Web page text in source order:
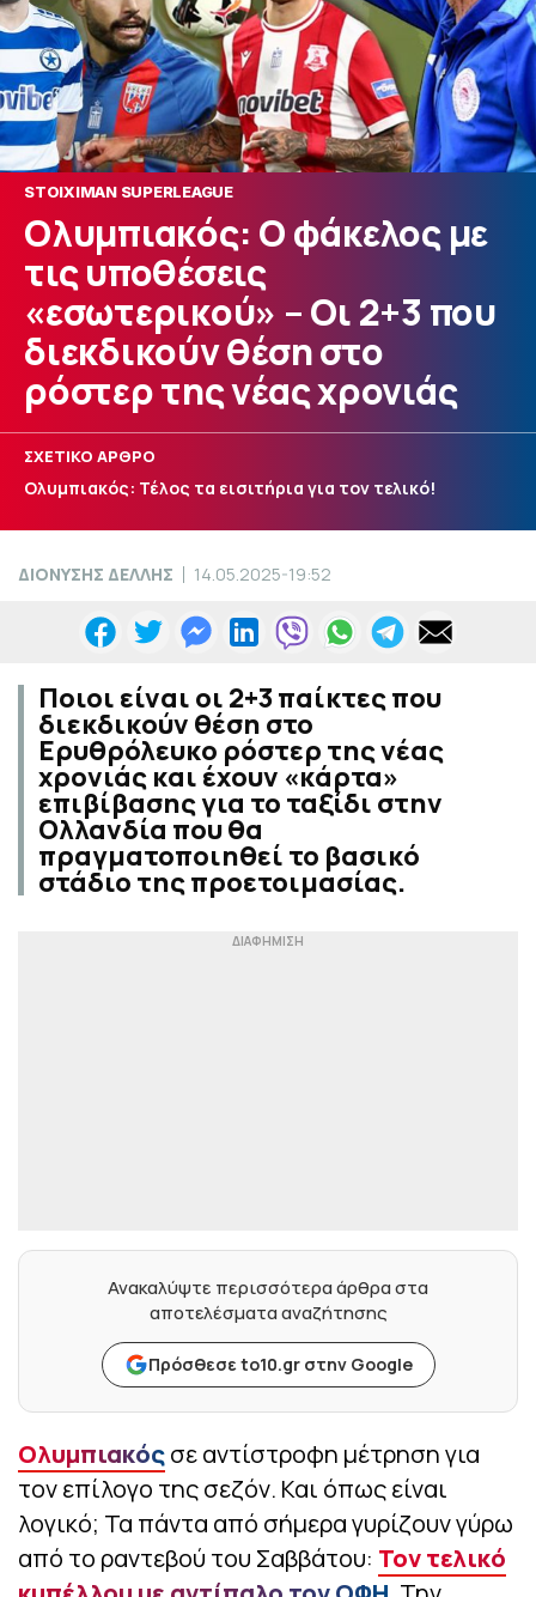
STOIXIMAN SUPERLEAGUE
Ολυμπιακός: Ο φάκελος με
τις υποθέσεις
«εσωτερικού» – Οι 2+3 που
διεκδικούν θέση στο
ρόστερ της νέας χρονιάς
ΣΧΕΤΙΚΟ ΑΡΘΡΟ
Ολυμπιακός: Τέλος τα εισιτήρια για τον τελικό!
ΔΙΟΝΥΣΗΣ ΔΕΛΛΗΣ 14.05.2025-19:52
Ποιοι είναι οι 2+3 παίκτες που
διεκδικούν θέση στο
Ερυθρόλευκο ρόστερ της νέας
χρονιάς και έχουν «κάρτα»
επιβίβασης για το ταξίδι στην
Ολλανδία που θα
πραγματοποιηθεί το βασικό
στάδιο της προετοιμασίας.
Ανακαλύψτε περισσότερα άρθρα στα
αποτελέσματα αναζήτησης
Πρόσθεσε to10.gr στην Google
Ολυμπιακόςσε αντίστροφη μέτρηση για
τον επίλογο της σεζόν. Και όπως είναι
λογικό; Τα πάντα από σήμερα γυρίζουν γύρω
από το ραντεβού του Σαββάτου: Τον τελικό